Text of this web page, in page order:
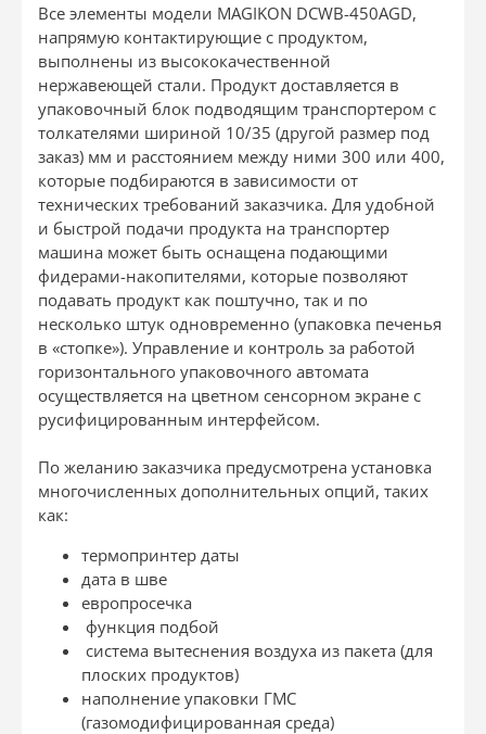
Все элементы модели MAGIKON DCWB-450AGD,
напрямую контактирующие с продуктом,
выполнены из высококачественной
нержавеющей стали. Продукт доставляется в
упаковочный блок подводящим транспортером с
толкателями шириной 10/35 (другой размер под
заказ) мм и расстоянием между ними 300 или 400,
которые подбираются в зависимости от
технических требований заказчика. Для удобной
и быстрой подачи продукта на транспортер
машина может быть оснащена подающими
фидерами-накопителями, которые позволяют
подавать продукт как поштучно, так и по
несколько штук одновременно (упаковка печенья
в «стопке»). Управление и контроль за работой
горизонтального упаковочного автомата
осуществляется на цветном сенсорном экране с
русифицированным интерфейсом.
По желанию заказчика предусмотрена установка
многочисленных дополнительных опций, таких
как:
термопринтер даты
дата в шве
европросечка
функция подбой
система вытеснения воздуха из пакета (для
плоских продуктов)
наполнение упаковки ГМС
(газомодифицированная среда)